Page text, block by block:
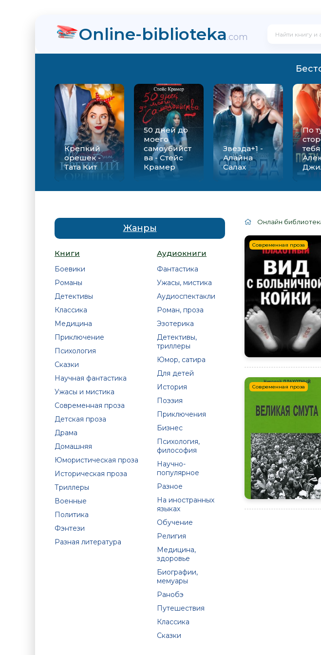
Online-biblioteka.com
Крепкий
орешек -
Тата Кит
50 дней до
моего
самоубийст
ва - Стейс
Крамер
Звезда+1 -
Алайна
Салах
По
Жанры
Книги
Боевики
Романы
Детективы
Классика
Медицина
Приключение
Психология
Сказки
Научная фантастика
Ужасы и мистика
Современная проза
Детская проза
Драма
Домашняя
Юмористическая проза
Историческая проза
Триллеры
Военные
Политика
Фэнтези
Разная литература
Аудиокниги
Фантастика
Ужасы, мистика
Аудиоспектакли
Роман, проза
Эзотерика
Детективы,
триллеры
Юмор, сатира
Для детей
История
Поэзия
Приключения
Бизнес
Психология,
философия
Научно-
популярное
Разное
На иностранных
языках
Обучение
Религия
Медицина,
здоровье
Биографии,
мемуары
Ранобэ
Путешествия
Классика
Сказки
Онлайн
Современная проза
Современная проза